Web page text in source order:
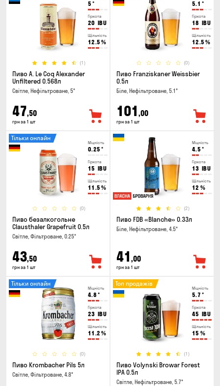
5 °
Гіркота
20 IBU
Щільність
12.5 %
(1)
Пиво A. Le Coq Alexander
Unfiltered 0.568л
Світле, Нефільтроване, 5°
47,50
грн за 1 шт
5.1 °
Гіркота
18 IBU
Щільність
12.5 %
(0)
Пиво Franziskaner Weissbier
0.5л
Біле, Нефільтроване, 5.1°
101 ,00
грн за 1 шт
Міцність
0.25 °
Гіркота
15 IBU
Щільність
11.5 %
(0)
Тільки онлайн
Пиво безалкогольне
Clausthaler Grapefruit 0.5л
Світле, Фільтроване, 0.25°
43,50
грн за 1 шт
Міцність
4.5 °
Гіркота
13 IBU
Щільність
12 %
(2)
Пиво FDB «Blanche» 0.33л
Біле, Нефільтроване, 4.5°
41 ,00
грн за 1 шт
Міцність
4.8 °
Гіркота
23 IBU
Щільність
11.2 %
(0)
Тільки онлайн
Пиво Krombacher Pils 5л
Світле, Фільтроване, 4.8°
Міцність
5.7 °
Гіркота
45 IBU
Щільність
15 %
(1)
Топ продажів
Пиво Volynski Browar Forest
IPA 0.5л
Світле, Нефільтроване, 5.7°